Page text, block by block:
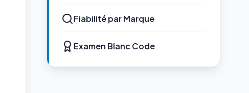
Fiabilité par Marque
Examen Blanc Code